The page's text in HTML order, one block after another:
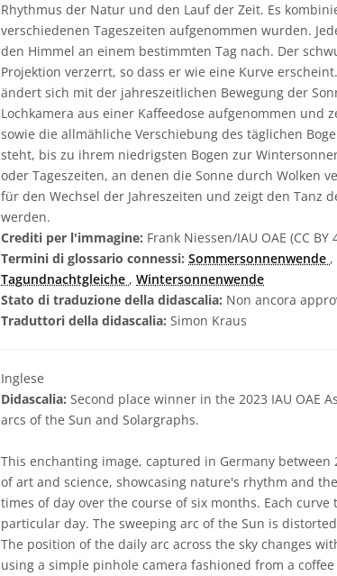
Rhythmus der Natur und den Lauf der Zeit. Es
verschiedenen Tageszeiten aufgenommen wurden.
den Himmel an einem bestimmten Tag nach. Der
Projektion verzerrt, so dass er wie eine Kurve
ändert sich mit der jahreszeitlichen Bewegung der
Lochkamera aus einer Kaffeedose aufgenommen und
sowie die allmähliche Verschiebung des täglichen
steht, bis zu ihrem niedrigsten Bogen zur
oder Tageszeiten, an denen die Sonne durch Wolken
für den Wechsel der Jahreszeiten und zeigt den Tanz
werden.
Crediti per l'immagine: Frank Niessen/IAU OAE (CC BY
Termini di glossario connessi: Sommersonnenwende ,
Tagundnachtgleiche , Wintersonnenwende
Stato di traduzione della didascalia: Non ancora
Traduttori della didascalia: Simon Kraus
Inglese
Didascalia: Second place winner in the 2023 IAU OAE
arcs of the Sun and Solargraphs.
This enchanting image, captured in Germany between
of art and science, showcasing nature's rhythm and
times of day over the course of six months. Each curve
particular day. The sweeping arc of the Sun is
The position of the daily arc across the sky changes
using a simple pinhole camera fashioned from a